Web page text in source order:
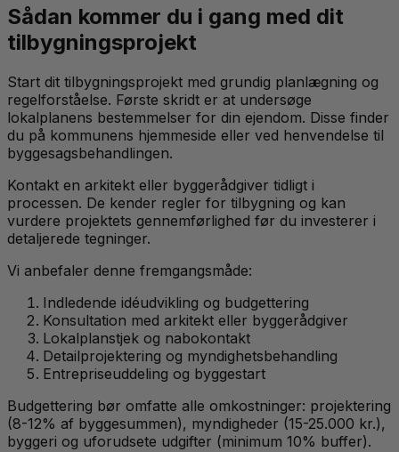
Sådan kommer du i gang med dit
tilbygningsprojekt
Start dit tilbygningsprojekt med grundig planlægning og
regelforståelse. Første skridt er at undersøge
lokalplanens bestemmelser for din ejendom. Disse finder
du på kommunens hjemmeside eller ved henvendelse til
byggesagsbehandlingen.
Kontakt en arkitekt eller byggerådgiver tidligt i
processen. De kender regler for tilbygning og kan
vurdere projektets gennemførlighed før du investerer i
detaljerede tegninger.
Vi anbefaler denne fremgangsmåde:
Indledende idéudvikling og budgettering
Konsultation med arkitekt eller byggerådgiver
Lokalplanstjek og nabokontakt
Detailprojektering og myndighetsbehandling
Entrepriseuddeling og byggestart
Budgettering bør omfatte alle omkostninger: projektering
(8-12% af byggesummen), myndigheder (15-25.000 kr.),
byggeri og uforudsete udgifter (minimum 10% buffer).